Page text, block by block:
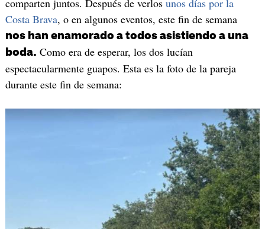
comparten juntos. Después de verlos unos días por la
Costa Brava, o en algunos eventos, este fin de semana
nos han enamorado a todos asistiendo a una
boda. Como era de esperar, los dos lucían
espectacularmente guapos. Esta es la foto de la pareja
durante este fin de semana: